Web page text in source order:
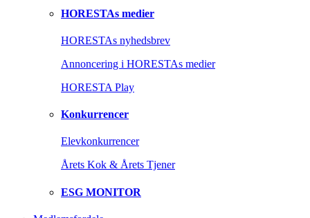
HORESTAs medier
HORESTAs nyhedsbrev
Annoncering i HORESTAs medier
HORESTA Play
Konkurrencer
Elevkonkurrencer
Årets Kok & Årets Tjener
ESG MONITOR